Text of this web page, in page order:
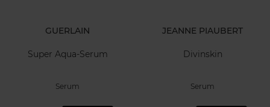
GUERLAIN
Super Aqua-Serum
Serum
JEANNE PIAUBERT
Divinskin
Serum